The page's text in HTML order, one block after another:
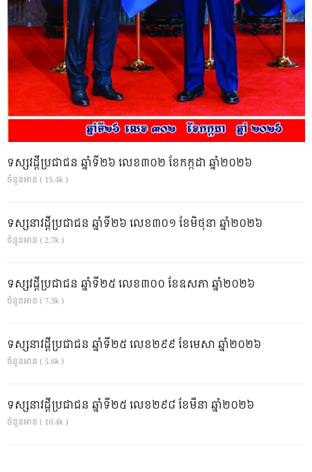
ទស្សវដ្តីប្រជាជន ឆ្នាំទី២៦ លេខ៣០២ ខែកក្កដា ឆ្នាំ២០២៦
ចំនួនអាន ( 15.4k )
ទស្សនាវដ្ដីប្រជាជន ឆ្នាំទី២៦ លេខ៣០១ ខែមិថុនា ឆ្នាំ២០២៦
ចំនួនអាន ( 2.7k )
ទស្សវដ្តីប្រជាជន ឆ្នាំទី២៥ លេខ៣០០ ខែឧសភា ឆ្នាំ២០២៦
ចំនួនអាន ( 7.3k )
ទស្សនាវដ្ដីប្រជាជន ឆ្នាំទី២៥ លេខ២៩៩ ខែមេសា ឆ្នាំ២០២៦
ចំនួនអាន ( 5.6k )
ទស្សនាវដ្ដីប្រជាជន ឆ្នាំទី២៥ លេខ២៩៨ ខែមីនា ឆ្នាំ២០២៦
ចំនួនអាន ( 10.4k )